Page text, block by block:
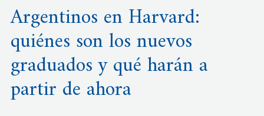
Argentinos en Harvard:
quiénes son los nuevos
graduados y qué harán a
partir de ahora